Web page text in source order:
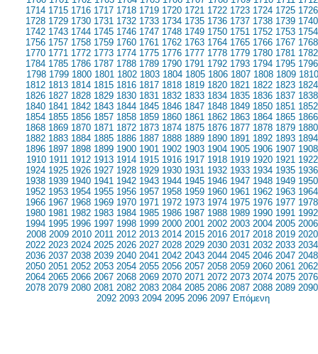
1714 1715 1716 1717 1718 1719 1720 1721 1722 1723 1724 1725 1726
1728 1729 1730 1731 1732 1733 1734 1735 1736 1737 1738 1739 1740
1742 1743 1744 1745 1746 1747 1748 1749 1750 1751 1752 1753 1754
1756 1757 1758 1759 1760 1761 1762 1763 1764 1765 1766 1767 1768
1770 1771 1772 1773 1774 1775 1776 1777 1778 1779 1780 1781 1782
1784 1785 1786 1787 1788 1789 1790 1791 1792 1793 1794 1795 1796
1798 1799 1800 1801 1802 1803 1804 1805 1806 1807 1808 1809 1810
1812 1813 1814 1815 1816 1817 1818 1819 1820 1821 1822 1823 1824
1826 1827 1828 1829 1830 1831 1832 1833 1834 1835 1836 1837 1838
1840 1841 1842 1843 1844 1845 1846 1847 1848 1849 1850 1851 1852
1854 1855 1856 1857 1858 1859 1860 1861 1862 1863 1864 1865 1866
1868 1869 1870 1871 1872 1873 1874 1875 1876 1877 1878 1879 1880
1882 1883 1884 1885 1886 1887 1888 1889 1890 1891 1892 1893 1894
1896 1897 1898 1899 1900 1901 1902 1903 1904 1905 1906 1907 1908
1910 1911 1912 1913 1914 1915 1916 1917 1918 1919 1920 1921 1922
1924 1925 1926 1927 1928 1929 1930 1931 1932 1933 1934 1935 1936
1938 1939 1940 1941 1942 1943 1944 1945 1946 1947 1948 1949 1950
1952 1953 1954 1955 1956 1957 1958 1959 1960 1961 1962 1963 1964
1966 1967 1968 1969 1970 1971 1972 1973 1974 1975 1976 1977 1978
1980 1981 1982 1983 1984 1985 1986 1987 1988 1989 1990 1991 1992
1994 1995 1996 1997 1998 1999 2000 2001 2002 2003 2004 2005 2006
2008 2009 2010 2011 2012 2013 2014 2015 2016 2017 2018 2019 2020
2022 2023 2024 2025 2026 2027 2028 2029 2030 2031 2032 2033 2034
2036 2037 2038 2039 2040 2041 2042 2043 2044 2045 2046 2047 2048
2050 2051 2052 2053 2054 2055 2056 2057 2058 2059 2060 2061 2062
2064 2065 2066 2067 2068 2069 2070 2071 2072 2073 2074 2075 2076
2078 2079 2080 2081 2082 2083 2084 2085 2086 2087 2088 2089 2090
2092 2093 2094 2095 2096 2097 Επόμενη